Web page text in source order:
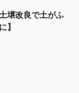
壌改良で土がふ
】